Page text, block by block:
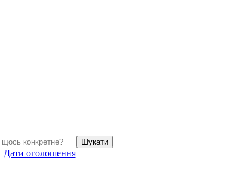
Шукати
Дати оголошення